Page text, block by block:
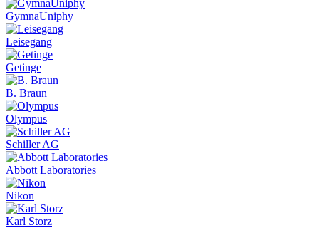
GymnaUniphy
Leisegang
Getinge
B. Braun
Olympus
Schiller AG
Abbott Laboratories
Nikon
Karl Storz